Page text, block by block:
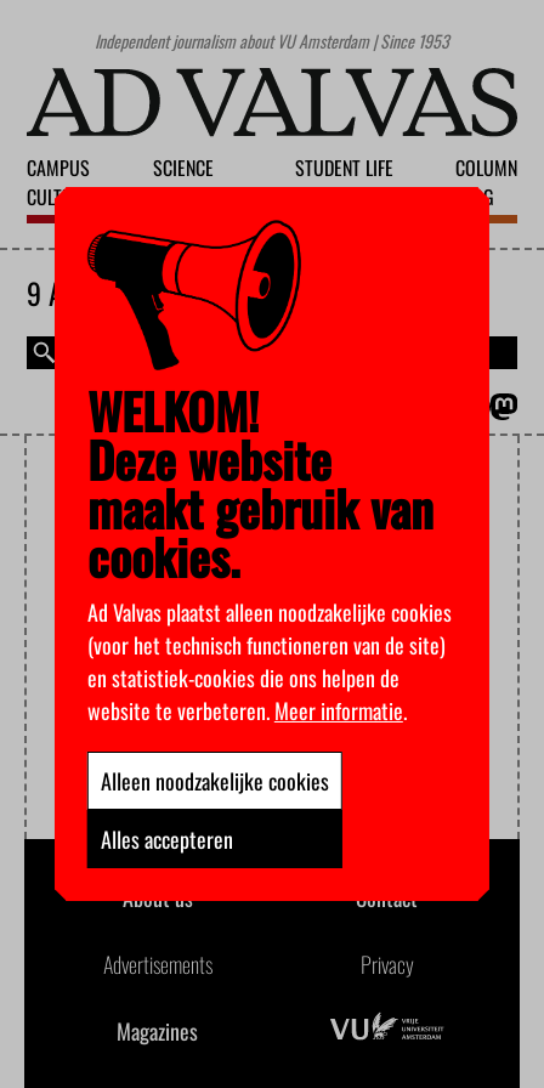
Independent journalism about VU Amsterdam | Since 1953
CAMPUS
CULTURE
SCIENCE
STUDENT LIFE
COLUMN
BLOG
9 AUGUST 2026
MAGAZINE
SUMMIT
About us Contact
Advertisements Privacy
Magazines
WELKOM!
Deze website
maakt gebruik van
cookies.
Ad Valvas plaatst alleen noodzakelijke cookies
(voor het technisch functioneren van de site)
en statistiek-cookies die ons helpen de
website te verbeteren.Meer informatie.
Alleen noodzakelijke cookies
Alles accepteren